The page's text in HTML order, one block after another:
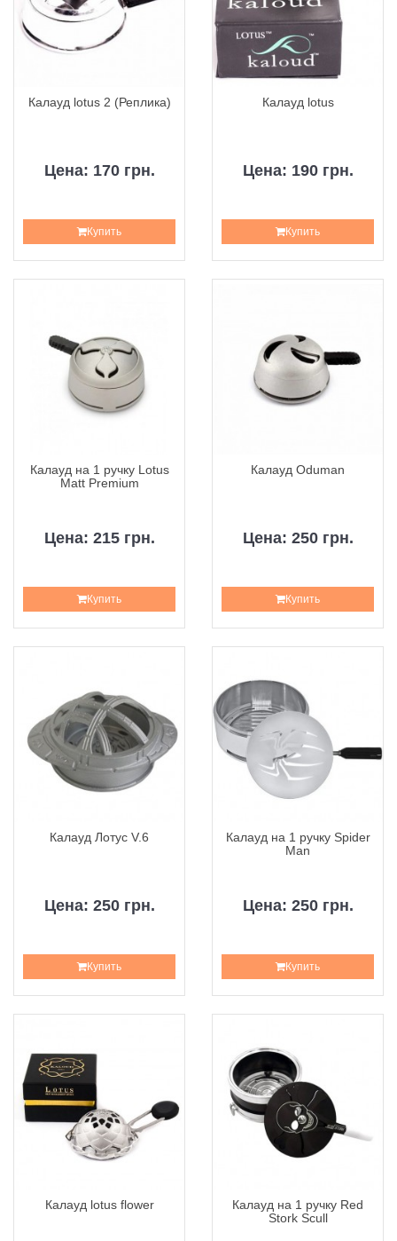
Калауд lotus 2 (Реплика)
Цена: 170 грн.
Купить
Калауд lotus
Цена: 190 грн.
Купить
Калауд на 1 ручку Lotus
Matt Premium
Цена: 215 грн.
Купить
Калауд Oduman
Цена: 250 грн.
Купить
Калауд Лотус V.6
Цена: 250 грн.
Купить
Калауд на 1 ручку Spider
Man
Цена: 250 грн.
Купить
Калауд lotus flower
Калауд на 1 ручку Red
Stork Scull